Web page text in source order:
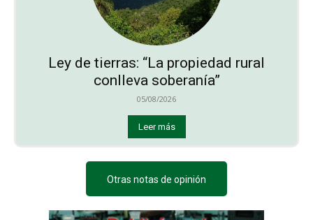
Ley de tierras: “La propiedad rural
conlleva soberanía”
05/08/2026
Leer más
Otras notas de opinión